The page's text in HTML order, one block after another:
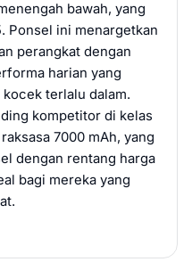
bawah, yang
Ponsel ini menargetkan
perangkat dengan
harian yang
terlalu dalam.
kompetitor di kelas
7000 mAh, yang
dengan rentang harga
bagi mereka yang